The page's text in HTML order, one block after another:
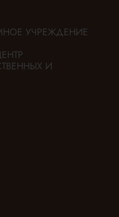
УЧРЕЖДЕНИЕ
И